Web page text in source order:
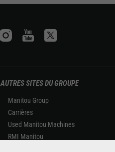
AUTRES SITES DU GROUPE
Manitou Group
Carrières
Used Manitou Machines
RMI Manitou